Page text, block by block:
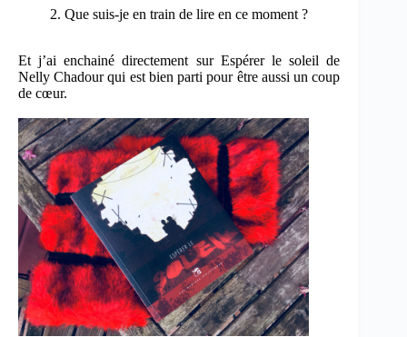
2. Que suis-je en train de lire en ce moment ?
Et j’ai enchainé directement sur Espérer le soleil de
Nelly Chadour qui est bien parti pour être aussi un coup
de cœur.